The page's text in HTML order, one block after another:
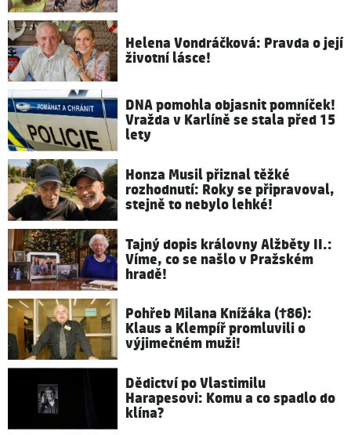
Helena Vondráčková: Pravda o její
životní lásce!
DNA pomohla objasnit pomníček!
Vražda v Karlíně se stala před 15
lety
Honza Musil přiznal těžké
rozhodnutí: Roky se připravoval,
stejně to nebylo lehké!
Tajný dopis královny Alžběty II.:
Víme, co se našlo v Pražském
hradě!
Pohřeb Milana Knížáka (†86):
Klaus a Klempíř promluvili o
výjimečném muži!
Dědictví po Vlastimilu
Harapesovi: Komu a co spadlo do
klína?